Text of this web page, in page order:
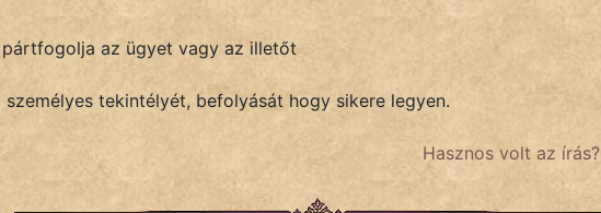
az ügyet vagy az illetőt
személyes tekintélyét, befolyását hogy sikere legyen.
Hasznos volt az írás?